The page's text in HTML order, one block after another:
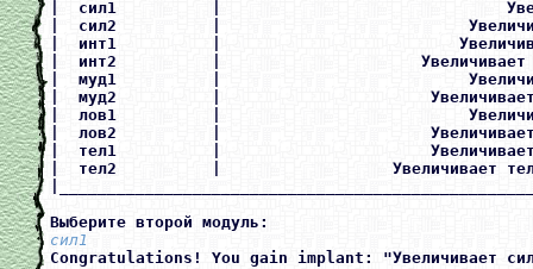
|  сил1          |
|  сил2          |
|  инт1          |
|  инт2          |                     Увеличивает
|  муд1          |
|  муд2          |                      Увеличивает
|  лов1          |
|  лов2          |                      Увеличивает
|  тел1          |                      Увеличивает
|  тел2          |                  Увеличивает
Выберите второй модуль:
сил1
Congratulations! You gain implant: "Увеличивает